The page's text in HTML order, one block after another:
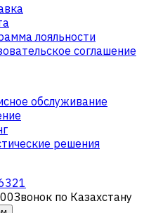
лояльности
соглашение
обслуживание
решения
Звонок по Казахстану